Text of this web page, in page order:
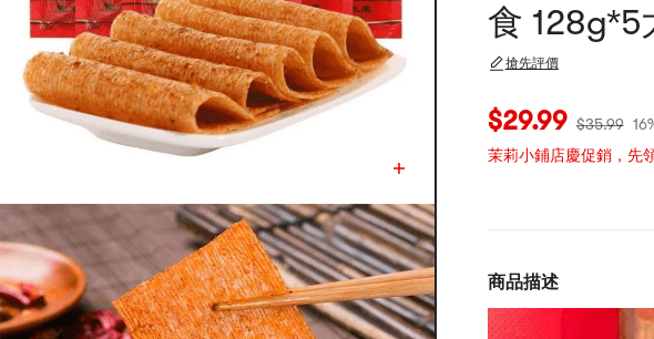
食 128g*5
搶先評價
當前價格：$29.99
$29.99 $35.99
茉莉小鋪店慶促銷，先
商品描述